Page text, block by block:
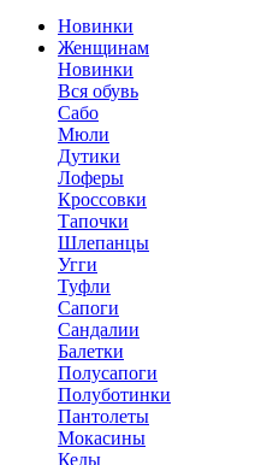
Новинки
Женщинам
Новинки
Вся обувь
Сабо
Мюли
Дутики
Лоферы
Кроссовки
Тапочки
Шлепанцы
Угги
Туфли
Сапоги
Сандалии
Балетки
Полусапоги
Полуботинки
Пантолеты
Мокасины
Кеды